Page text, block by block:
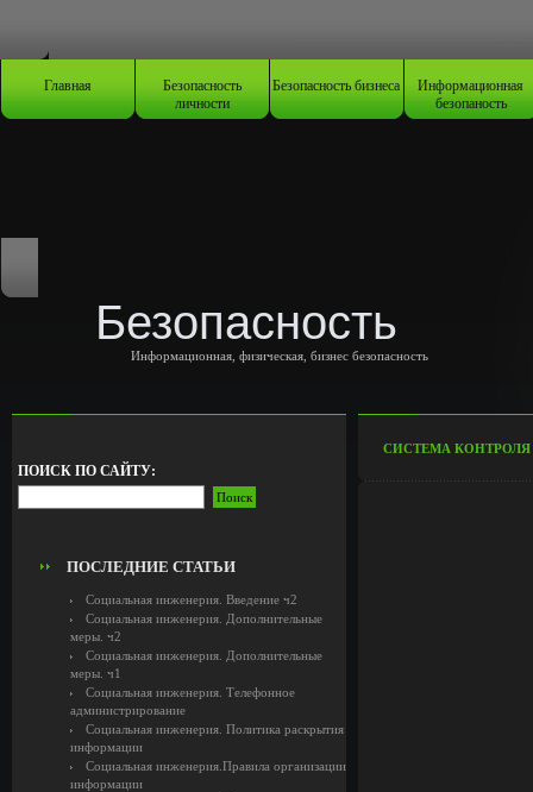
Главная Безопасность
личности
Безопасность бизнеса Информационная
безопаность
Безопасность
Информационная, физическая, бизнес безопасность
ПОИСК ПО САЙТУ:
ПОСЛЕДНИЕ СТАТЬИ
Социальная инженерия. Введение ч2
Социальная инженерия. Дополнительные
меры. ч2
Социальная инженерия. Дополнительные
меры. ч1
Социальная инженерия. Телефонное
администрирование
Социальная инженерия. Политика раскрытия
информации
Социальная инженерия.Правила организации
информации
СИСТЕМА